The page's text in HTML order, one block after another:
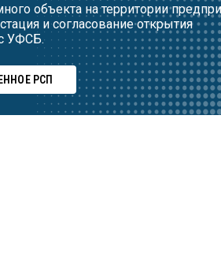
объекта на территории
и согласование открытия
УФСБ.
РСП